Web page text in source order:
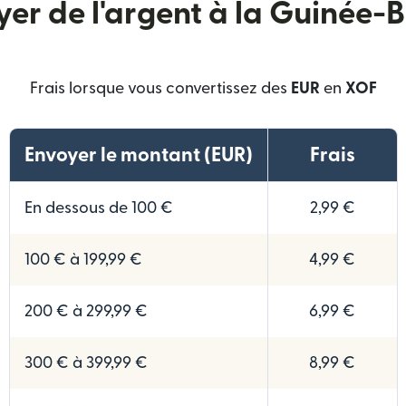
de l'argent à la Guinée-
Frais lorsque vous convertissez des EUR en XOF
Envoyer le montant (EUR) Frais
En dessous de 100 € 2,99 €
100 € à 199,99 € 4,99 €
200 € à 299,99 € 6,99 €
300 € à 399,99 € 8,99 €